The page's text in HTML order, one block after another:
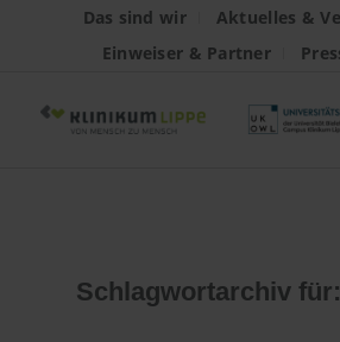
Das sind wir
Aktuelles &
Einweiser & Partner
Schlagwortarchiv für: